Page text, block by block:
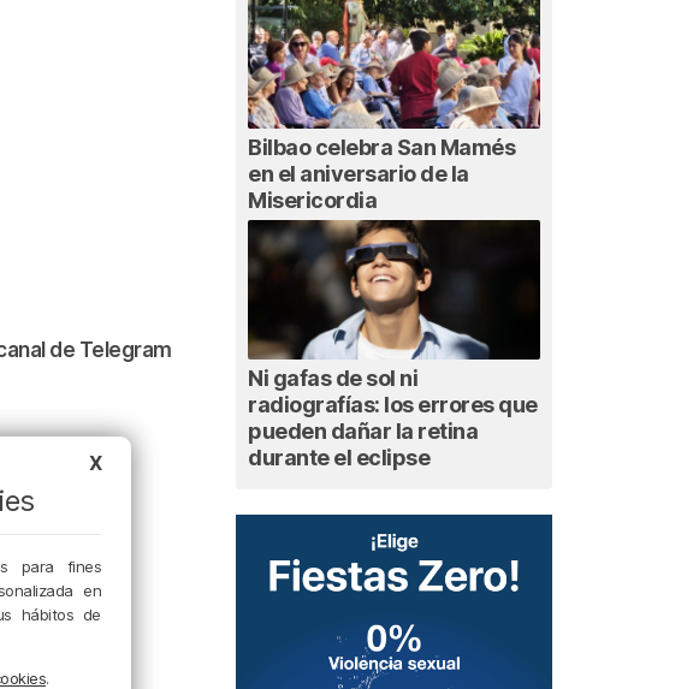
de Telegram
Bilbao celebra San Mamés
en el aniversario de la
Misericordia
Ni gafas de sol ni
radiografías: los errores que
pueden dañar la retina
durante el eclipse
X
para fines
en
hábitos de
.